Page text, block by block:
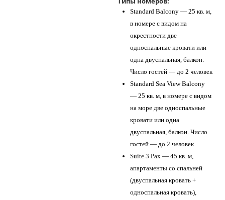
Standard Balcony — 25 кв. м,
в номере с видом на
окрестности две
односпальные кровати или
одна двуспальная, балкон.
Число гостей — до 2 человек
Standard Sea View Balcony
— 25 кв. м, в номере с видом
на море две односпальные
кровати или одна
двуспальная, балкон. Число
гостей — до 2 человек
Suite 3 Pax — 45 кв. м,
апартаменты со спальней
(двуспальная кровать +
односпальная кровать),